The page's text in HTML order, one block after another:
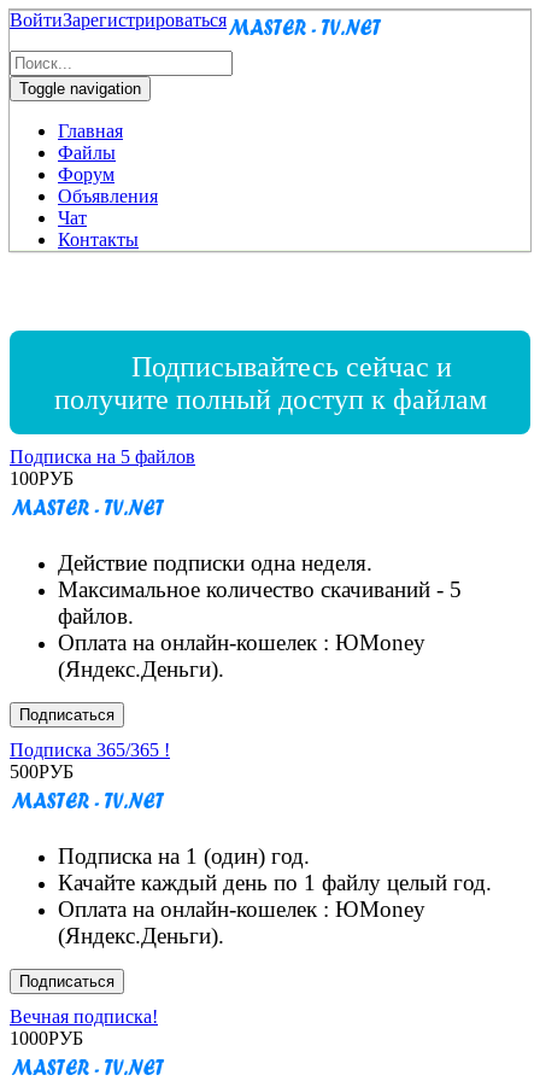
ВойтиЗарегистрироваться
Toggle navigation
Главная
Файлы
Форум
Объявления
Чат
Контакты
Подписывайтесь сейчас и
получите полный доступ к файлам
Подписка на 5 файлов
100РУБ
Действие подписки одна неделя.
Максимальное количество скачиваний - 5
файлов.
Оплата на онлайн-кошелек : ЮMoney
(Яндекс.Деньги).
Подписаться
Подписка 365/365 !
500РУБ
Подписка на 1 (один) год.
Качайте каждый день по 1 файлу целый год.
Оплата на онлайн-кошелек : ЮMoney
(Яндекс.Деньги).
Подписаться
Вечная подписка!
1000РУБ